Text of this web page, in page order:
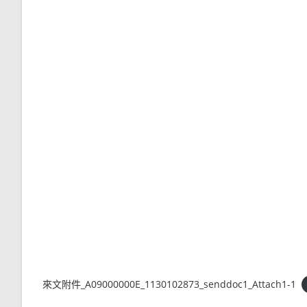
來文附件_A09000000E_1130102873_senddoc1_Attach1-1